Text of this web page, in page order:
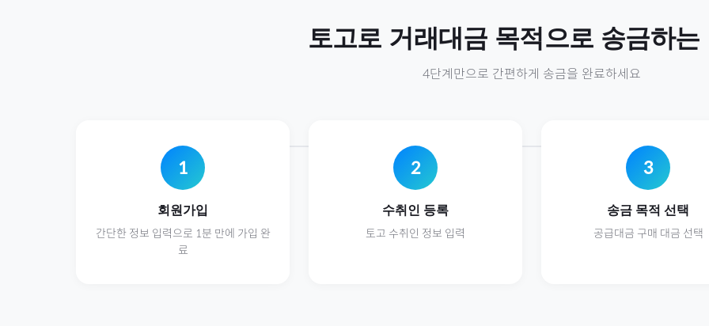
토고로 거래대금 목적으로 송금하는
4단계만으로 간편하게 송금을 완료하세요
1
회원가입
간단한 정보 입력으로 1분 만에 가입 완
료
2
수취인 등록
토고 수취인 정보 입력
3
송금 목적 선택
공급대금 구매 대금 선택